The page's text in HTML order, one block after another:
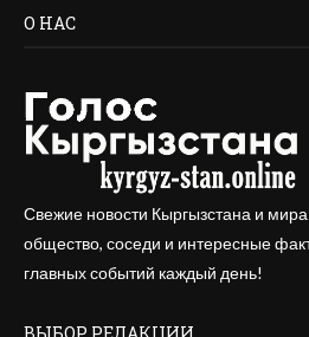
О НАС
Свежие новости Кыргызстана и
общество, соседи и интересные
главных событий каждый день!